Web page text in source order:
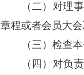
（二）对理
章程或者会员大
（三）检查
（四）对负